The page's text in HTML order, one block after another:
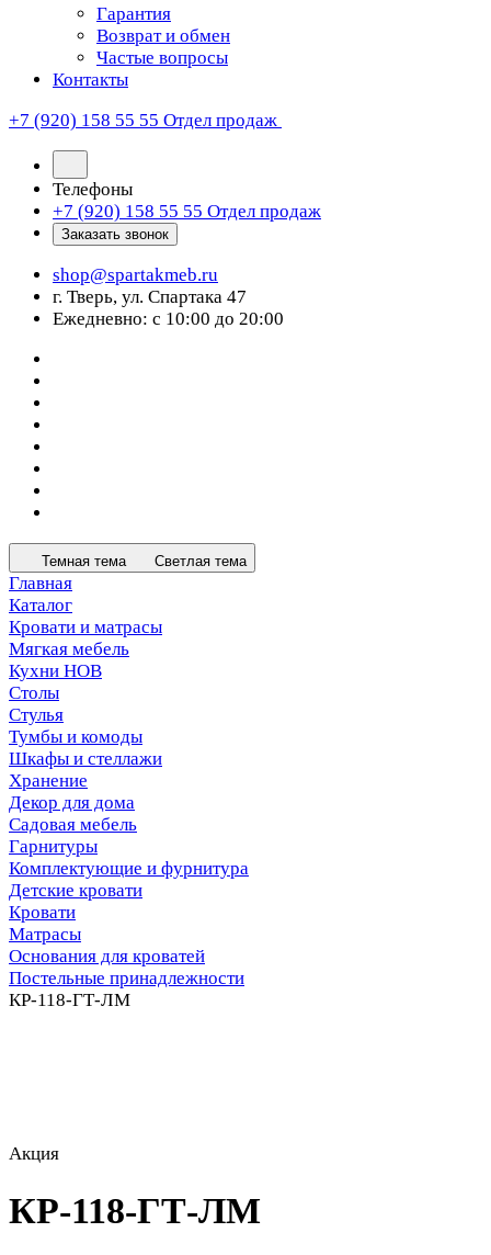
Гарантия
Возврат и обмен
Частые вопросы
Контакты
+7 (920) 158 55 55 Отдел продаж
Телефоны
+7 (920) 158 55 55 Отдел продаж
Заказать звонок
shop@spartakmeb.ru
г. Тверь, ул. Спартака 47
Ежедневно: с 10:00 до 20:00
Темная тема Светлая тема
Главная
Каталог
Кровати и матрасы
Мягкая мебель
Кухни НОВ
Столы
Стулья
Тумбы и комоды
Шкафы и стеллажи
Хранение
Декор для дома
Садовая мебель
Гарнитуры
Комплектующие и фурнитура
Детские кровати
Кровати
Матрасы
Основания для кроватей
Постельные принадлежности
КР-118-ГТ-ЛМ
Акция
КР-118-ГТ-ЛМ